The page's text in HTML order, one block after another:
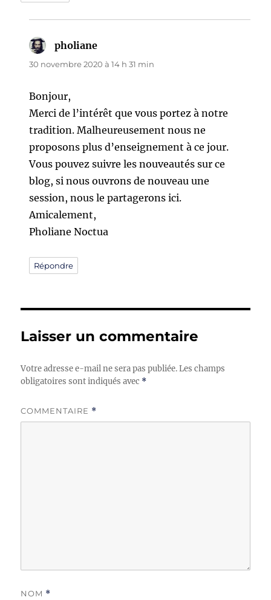
pholiane
30 novembre 2020 à 14 h 31 min
Bonjour,
Merci de l’intérêt que vous portez à notre
tradition. Malheureusement nous ne
proposons plus d’enseignement à ce jour.
Vous pouvez suivre les nouveautés sur ce
blog, si nous ouvrons de nouveau une
session, nous le partagerons ici.
Amicalement,
Pholiane Noctua
Répondre
Laisser un commentaire
Votre adresse e-mail ne sera pas publiée. Les champs
obligatoires sont indiqués avec *
COMMENTAIRE *
NOM *